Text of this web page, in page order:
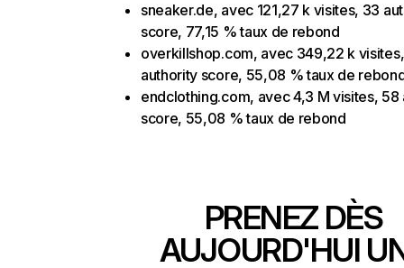
sneaker.de, avec 121,27 k visites, 33
score, 77,15 % taux de rebond
overkillshop.com, avec 349,22 k
authority score, 55,08 % taux de
endclothing.com, avec 4,3 M visites, 58
score, 55,08 % taux de rebond
PRENEZ DÈS
AUJOURD'HUI